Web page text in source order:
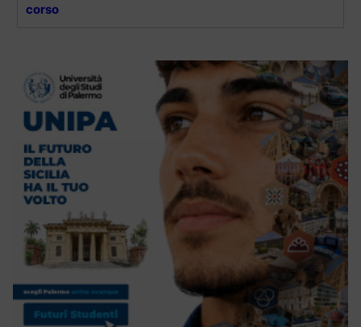
corso